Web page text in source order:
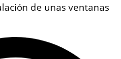
de unas ventanas